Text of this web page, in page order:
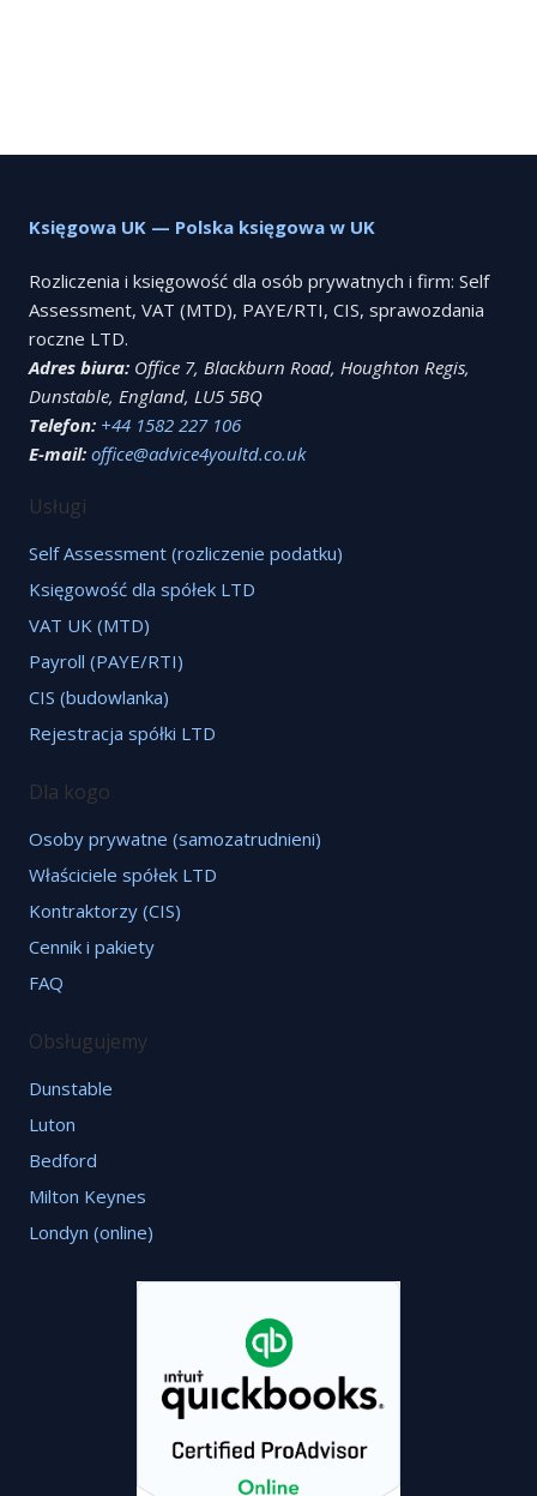
Księgowa UK — Polska księgowa w UK
Rozliczenia i księgowość dla osób prywatnych i firm: Self
Assessment, VAT (MTD), PAYE/RTI, CIS, sprawozdania
roczne LTD.
Adres biura: Office 7, Blackburn Road, Houghton Regis,
Dunstable, England, LU5 5BQ
Telefon: +44 1582 227 106
E-mail: office@advice4youltd.co.uk
Usługi
Self Assessment (rozliczenie podatku)
Księgowość dla spółek LTD
VAT UK (MTD)
Payroll (PAYE/RTI)
CIS (budowlanka)
Rejestracja spółki LTD
Dla kogo
Osoby prywatne (samozatrudnieni)
Właściciele spółek LTD
Kontraktorzy (CIS)
Cennik i pakiety
FAQ
Obsługujemy
Dunstable
Luton
Bedford
Milton Keynes
Londyn (online)